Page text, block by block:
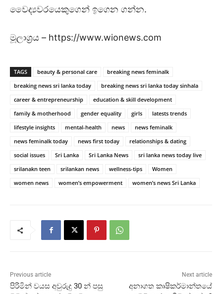
වෛද්‍යවරයෙකුගෙන් ඉගෙන ගන්න.
මූලාශ්‍රය – https://www.wionews.com
TAGS beauty & personal care
breaking news feminalk
breaking news sri lanka today
breaking news sri lanka today sinhala
career & entrepreneurship
education & skill development
family & motherhood
gender equality girls
latests trends
lifestyle insights
mental-health news
news feminalk
news feminalk today
news first today
relationships & dating
social issues
Sri Lanka Sri Lanka News
sri lanka news today live
srilanakn teen
srilankan news wellness-tips
Women
women news
women’s empowerment women’s news Sri Lanka
Previous article
පිරිමින් වයස අවුරුදු 30 න් පසු
Next article
අනාගත කෘෂිකර්මාන්තයේ